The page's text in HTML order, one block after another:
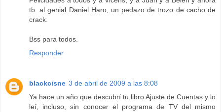
tb. al genial Daniel Haro, un pedazo de trozo de cacho de
crack.
Bss para todos.
Responder
blackcisne 3 de abril de 2009 a las 8:08
Ya hace un año que descubrí tu libro Ajuste de Cuentas y lo
leí, incluso, sin conocer el programa de TV del mismo